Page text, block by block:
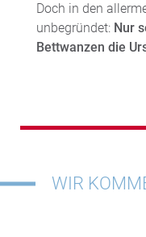
Doch in den
unbegründet: Nur
Bettwanzen die
WIR